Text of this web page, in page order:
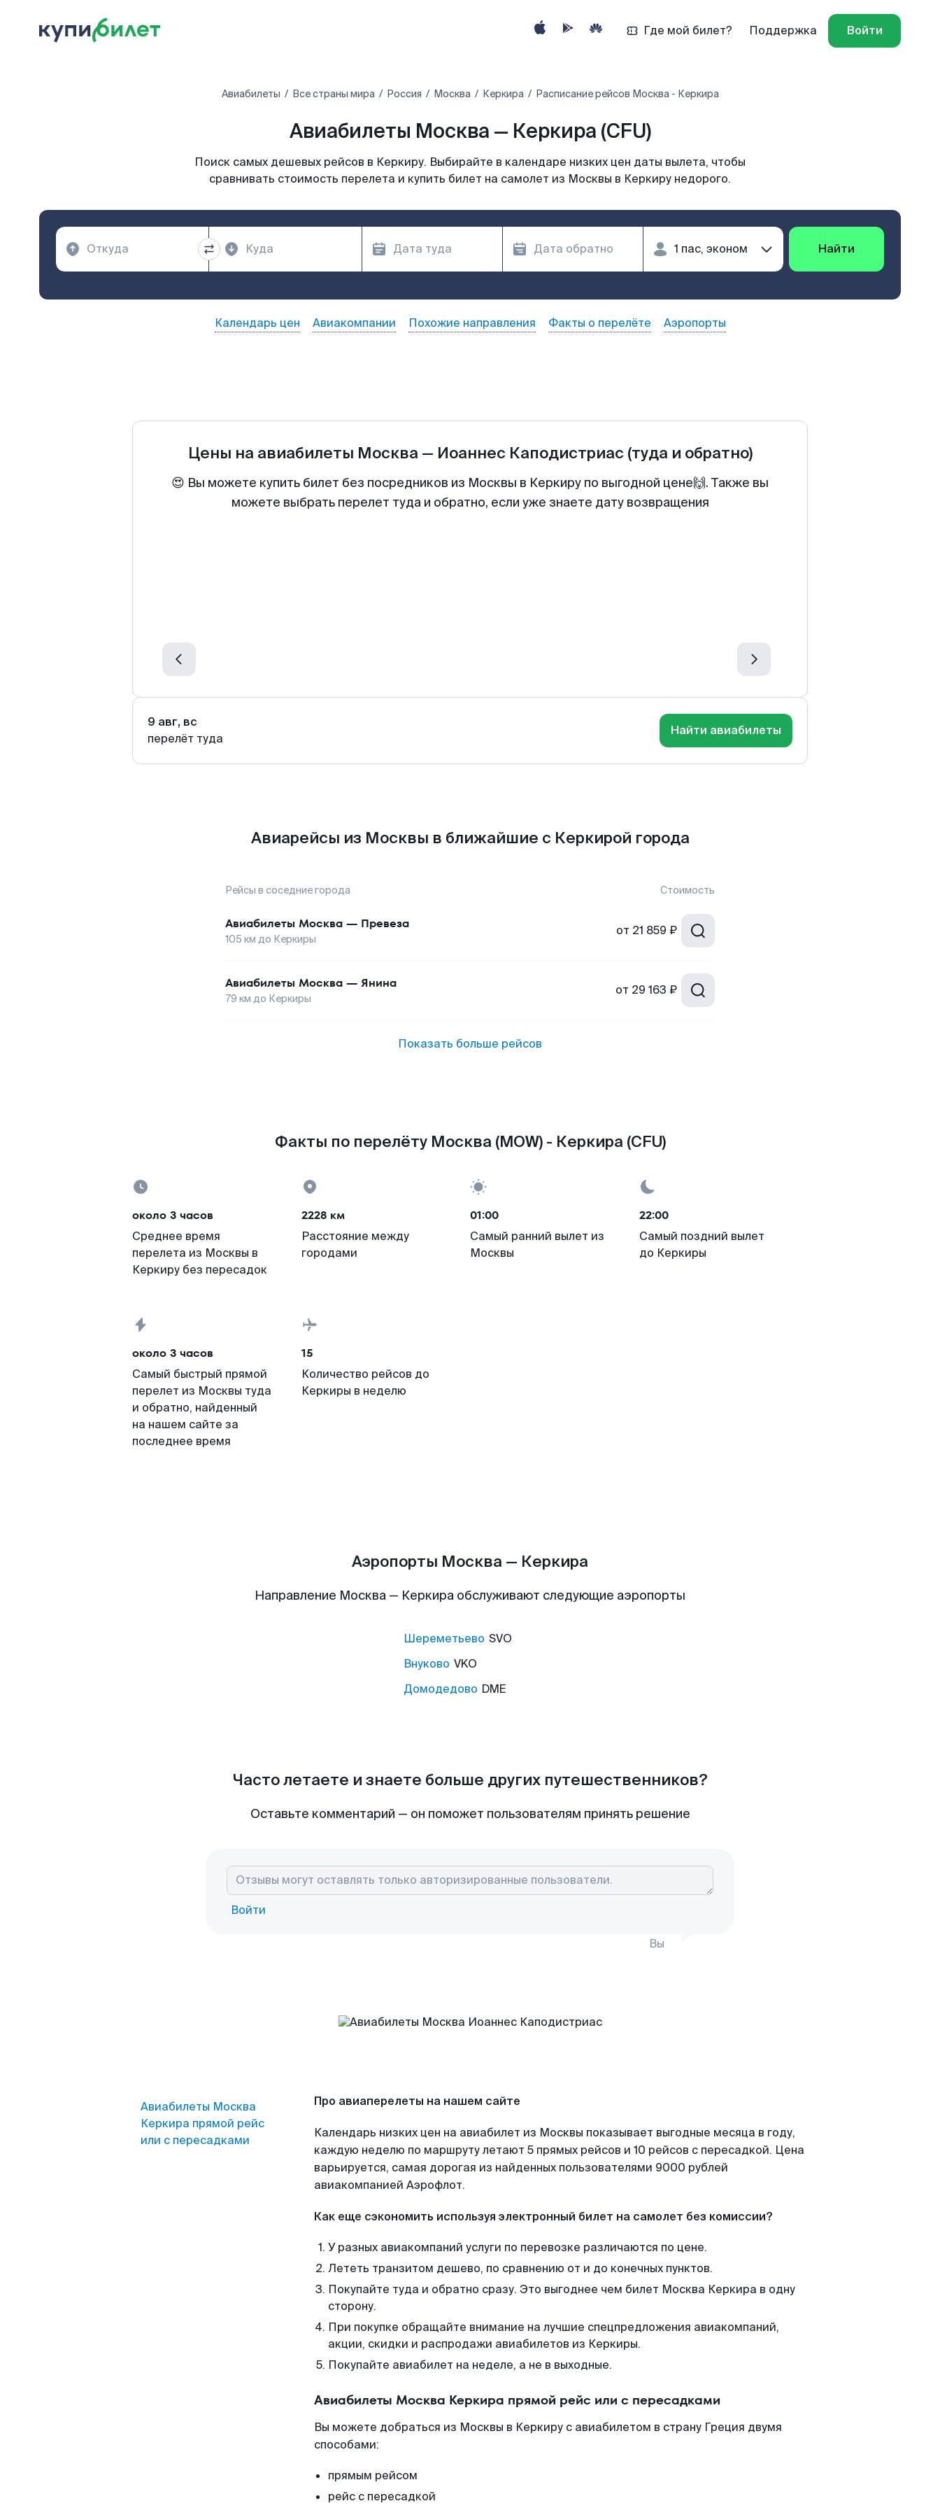
Где мой билет? Поддержка Войти
Авиабилеты Все страны мира Россия Москва Керкира Расписание рейсов Москва - Керкира
Авиабилеты Москва — Керкира (CFU)
Поиск самых дешевых рейсов в Керкиру. Выбирайте в календаре низких цен даты вылета, чтобы
сравнивать стоимость перелета и купить билет на самолет из Москвы в Керкиру недорого.
Найти
Календарь цен Авиакомпании Похожие направления Факты о перелёте Аэропорты
Цены на авиабилеты Москва — Иоаннес Каподистриас (туда и обратно)
😍 Вы можете купить билет без посредников из Москвы в Керкиру по выгодной цене🙌. Также вы
можете выбрать перелет туда и обратно, если уже знаете дату возвращения
9 авг, вс
перелёт туда
Найти авиабилеты
Авиарейсы из Москвы в ближайшие с Керкирой города
Рейсы в соседние города Стоимость
Авиабилеты Москва — Превеза
105 км до Керкиры
от 21 859 ₽
Авиабилеты Москва — Янина
79 км до Керкиры
от 29 163 ₽
Показать больше рейсов
Факты по перелёту Москва (MOW) - Керкира (CFU)
около 3 часов
Среднее время
перелета из Москвы в
Керкиру без пересадок
2228 км
Расстояние между
городами
01:00
Самый ранний вылет из
Москвы
22:00
Самый поздний вылет
до Керкиры
около 3 часов
Самый быстрый прямой
перелет из Москвы туда
и обратно, найденный
на нашем сайте за
последнее время
15
Количество рейсов до
Керкиры в неделю
Аэропорты Москва — Керкира
Направление Москва — Керкира обслуживают следующие аэропорты
Шереметьево SVO
Внуково VKO
Домодедово DME
Часто летаете и знаете больше других путешественников?
Оставьте комментарий — он поможет пользователям принять решение
Войти
Вы
Авиабилеты Москва
Керкира прямой рейс
или с пересадками
Про авиаперелеты на нашем сайте
Календарь низких цен на авиабилет из Москвы показывает выгодные месяца в году,
каждую неделю по маршруту летают 5 прямых рейсов и 10 рейсов с пересадкой. Цена
варьируется, самая дорогая из найденных пользователями 9000 рублей
авиакомпанией Аэрофлот.
Как еще сэкономить используя электронный билет на самолет без комиссии?
У разных авиакомпаний услуги по перевозке различаются по цене.
Лететь транзитом дешево, по сравнению от и до конечных пунктов.
Покупайте туда и обратно сразу. Это выгоднее чем билет Москва Керкира в одну
сторону.
При покупке обращайте внимание на лучшие спецпредложения авиакомпаний,
акции, скидки и распродажи авиабилетов из Керкиры.
Покупайте авиабилет на неделе, а не в выходные.
Авиабилеты Москва Керкира прямой рейс или с пересадками
Вы можете добраться из Москвы в Керкиру с авиабилетом в страну Греция двумя
способами:
прямым рейсом
рейс с пересадкой